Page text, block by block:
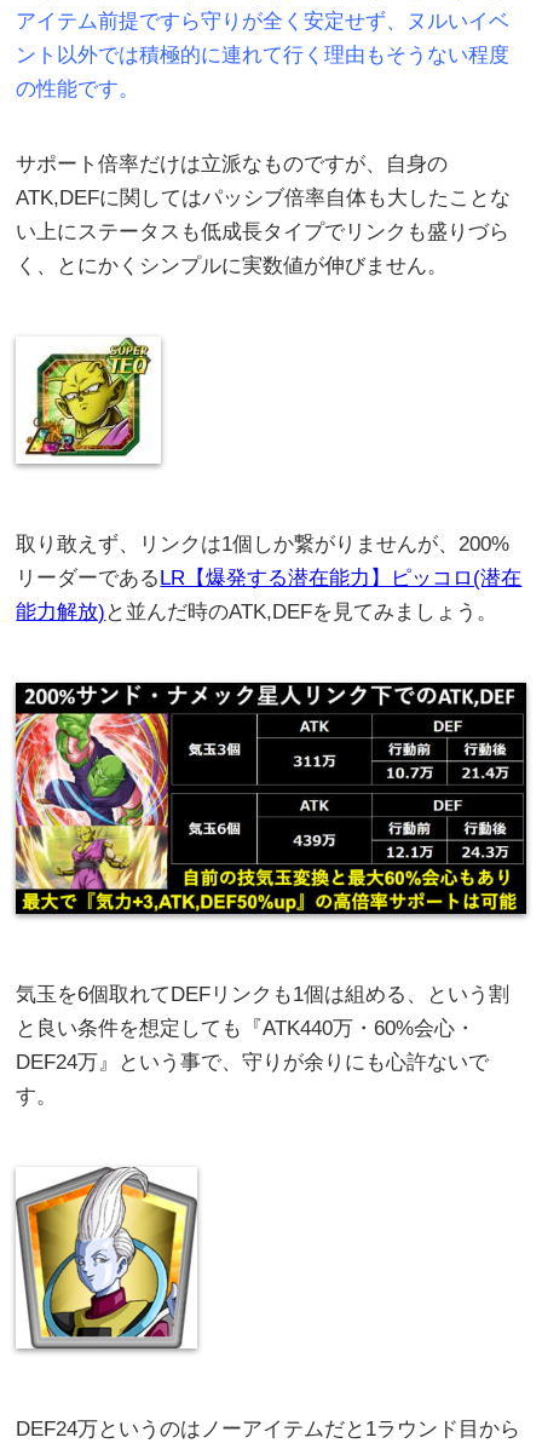
アイテム前提ですら守りが全く安定せず、ヌルいイベ
ント以外では積極的に連れて行く理由もそうない程度
の性能です。
サポート倍率だけは立派なものですが、自身の
ATK,DEFに関してはパッシブ倍率自体も大したことな
い上にステータスも低成長タイプでリンクも盛りづら
く、とにかくシンプルに実数値が伸びません。
取り敢えず、リンクは1個しか繋がりませんが、200%
リーダーであるLR【爆発する潜在能力】ピッコロ(潜在
能力解放) と並んだ時のATK,DEFを見てみましょう。
気玉を6個取れてDEFリンクも1個は組める、という割
と良い条件を想定しても『ATK440万・60%会心・
DEF24万』という事で、守りが余りにも心許ないで
す。
DEF24万というのはノーアイテムだと1ラウンド目から